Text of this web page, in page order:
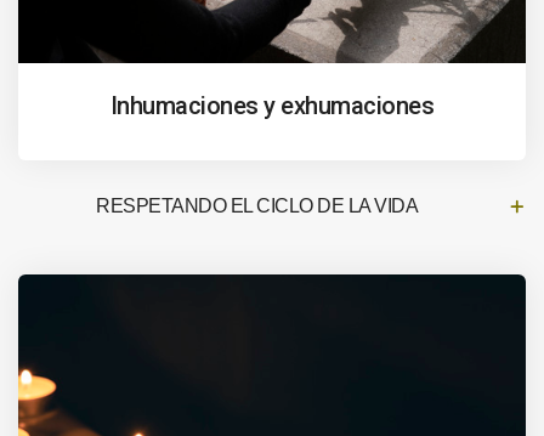
Inhumaciones y exhumaciones
RESPETANDO EL CICLO DE LA VIDA